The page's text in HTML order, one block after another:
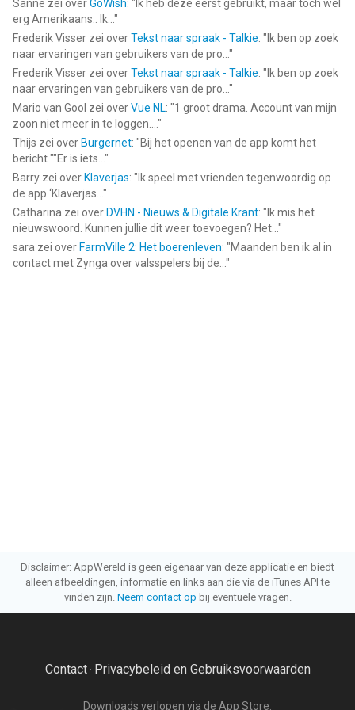
services/itunes/dev/stdeula/
--
Speed Tracker: snelheidsmeter van Oxagile LLC is een app voor
iPhone, iPad en iPod touch met iOS versie 16.0 of hoger,
geschikt bevonden voor gebruikers met leeftijden vanaf
Informatie voor Speed Tracker: snelheidsmeteris het laatst
vergeleken op 8 Aug om 20:05.
Sanne zei overGoWish: " Ik heb deze eerst gebruikt, maar toch wel
erg Amerikaans.. Ik... "
Frederik Visser zei overTekst naar spraak - Talkie: " Ik ben op zoek
naar ervaringen van gebruikers van de pro... "
Frederik Visser zei overTekst naar spraak - Talkie: " Ik ben op zoek
naar ervaringen van gebruikers van de pro... "
Mario van Gool zei overVue NL: "1 groot drama. Account van mijn
zoon niet meer in te loggen.... "
Thijs zei over Burgernet: "Bij het openen van de app komt het
bericht ""Er is iets... "
Barry zei over Klaverjas: " Ik speel met vrienden tegenwoordig op
de app ‘Klaverjas... "
Catharina zei over DVHN - Nieuws & Digitale Krant: " Ik mis het
nieuwswoord. Kunnen jullie dit weer toevoegen? Het... "
sara zei over FarmVille 2: Het boerenleven: "Maanden ben ik al in
contact met Zynga over valsspelers bij de... "
Disclaimer: AppWereld is geen eigenaar van deze applicatie en biedt
alleen afbeeldingen, informatie en links aan die via de iTunes API te
vinden zijn. Neem contact op bij eventuele vragen.
Contact· Privacybeleid en Gebruiksvoorwaarden
Downloads verlopen via de App Store.